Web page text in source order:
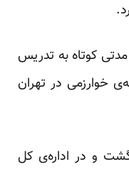
کوتاه به تدریس
خوارزمی در تهران
بازگشت و در اداره‌ی کل